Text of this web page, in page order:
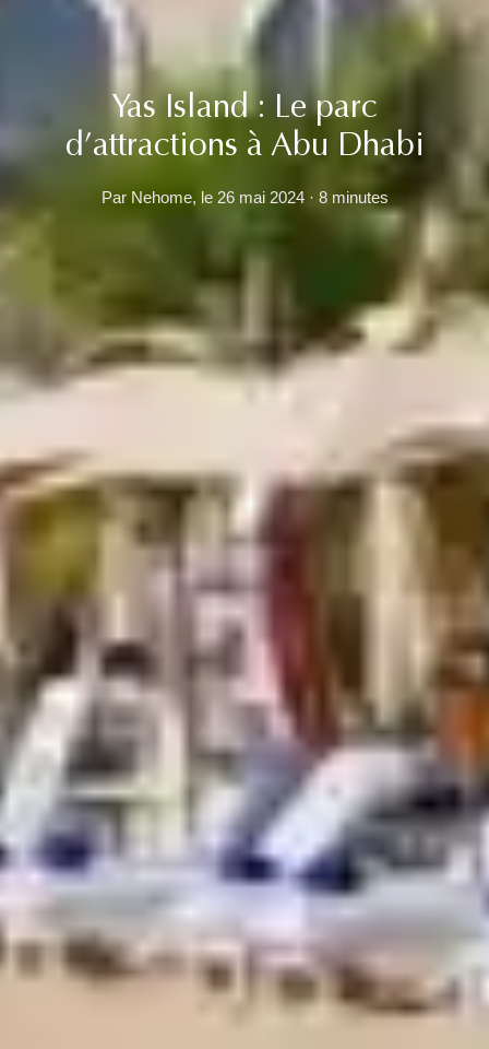
Yas Island : Le parc
d’attractions à Abu Dhabi
Par Nehome, le 26 mai 2024 · 8 minutes